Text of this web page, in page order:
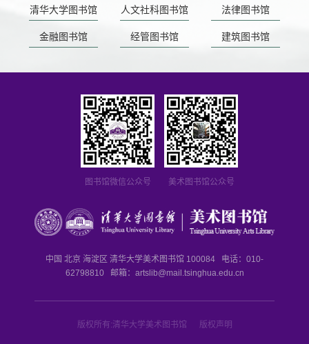
清华大学图书馆 人文社科图书馆 法律图书馆
金融图书馆 经管图书馆 建筑图书馆
中国 北京 海淀区 清华大学美术图书馆 100084 电话：010-
62798810 邮箱： artslib@mail.tsinghua.edu.cn
版权所有:清华大学美术图书馆 版权声明
图书馆微信公众号 美术图书馆公众号